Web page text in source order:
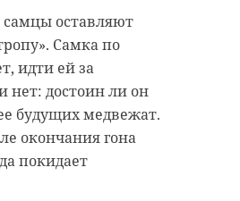
оставляют
Самка по
идти ей за
нет: достоин ли он
будущих медвежат.
окончания гона
покидает
наложение
имущества, а также
и уголовной
. Не теряйте. //
УФССП России
области
области.
июня на портале
голосование за
благоустройства.
будут